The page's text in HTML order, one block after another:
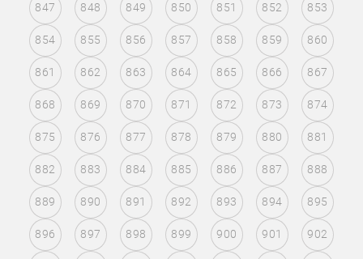
847 848 849 850 851 852 853
854 855 856 857 858 859 860
861 862 863 864 865 866 867
868 869 870 871 872 873 874
875 876 877 878 879 880 881
882 883 884 885 886 887 888
889 890 891 892 893 894 895
896 897 898 899 900 901 902